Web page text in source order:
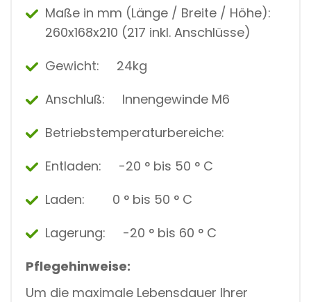
Maße in mm (Länge / Breite / Höhe):
260x168x210 (217 inkl. Anschlüsse)
Gewicht: 24kg
Anschluß: Innengewinde M6
Betriebstemperaturbereiche:
Entladen: -20 ° bis 50 ° C
Laden: 0 ° bis 50 ° C
Lagerung: -20 ° bis 60 ° C
Pflegehinweise:
Um die maximale Lebensdauer Ihrer